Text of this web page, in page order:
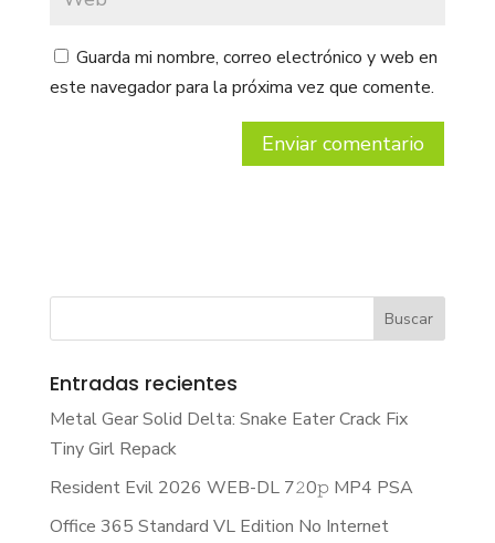
Guarda mi nombre, correo electrónico y web en
este navegador para la próxima vez que comente.
Entradas recientes
Metal Gear Solid Delta: Snake Eater Crack Fix
Tiny Girl Repack
Resident Evil 2026 WEB-DL 7𝟸0𝚙 MP4 PSA
Office 365 Standard VL Edition No Internet